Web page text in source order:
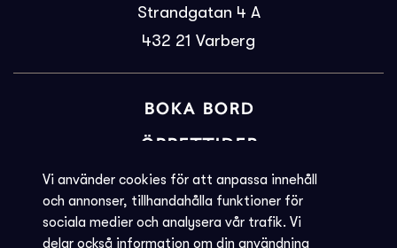
Vi använder cookies för att anpassa innehåll
och annonser, tillhandahålla funktioner för
sociala medier och analysera vår trafik. Vi
delar också information om din användning
Strandgatan 4 A
432 21 Varberg
BOKA BORD
ÖPPETTIDER
BILJETTINFORMATION
KVARGLÖMT